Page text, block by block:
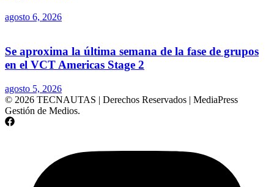
agosto 6, 2026
Se aproxima la última semana de la fase de grupos
en el VCT Americas Stage 2
agosto 5, 2026
© 2026 TECNAUTAS | Derechos Reservados | MediaPress
Gestión de Medios.